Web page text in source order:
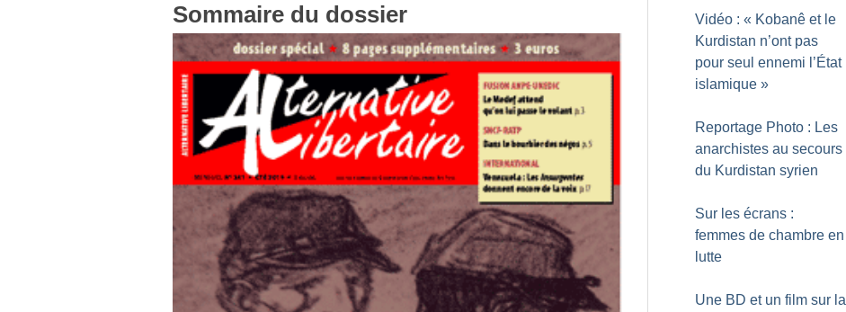
Sommaire du dossier Vidéo : « Kobanê et le
Kurdistan n’ont pas
pour seul ennemi l’État
islamique »
Reportage Photo : Les
anarchistes au secours
du Kurdistan syrien
Sur les écrans :
femmes de chambre en
lutte
Une BD et un film sur la